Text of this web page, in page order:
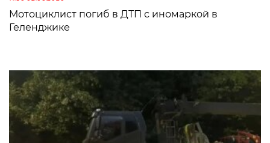
Мотоциклист погиб в ДТП с иномаркой в
Геленджике